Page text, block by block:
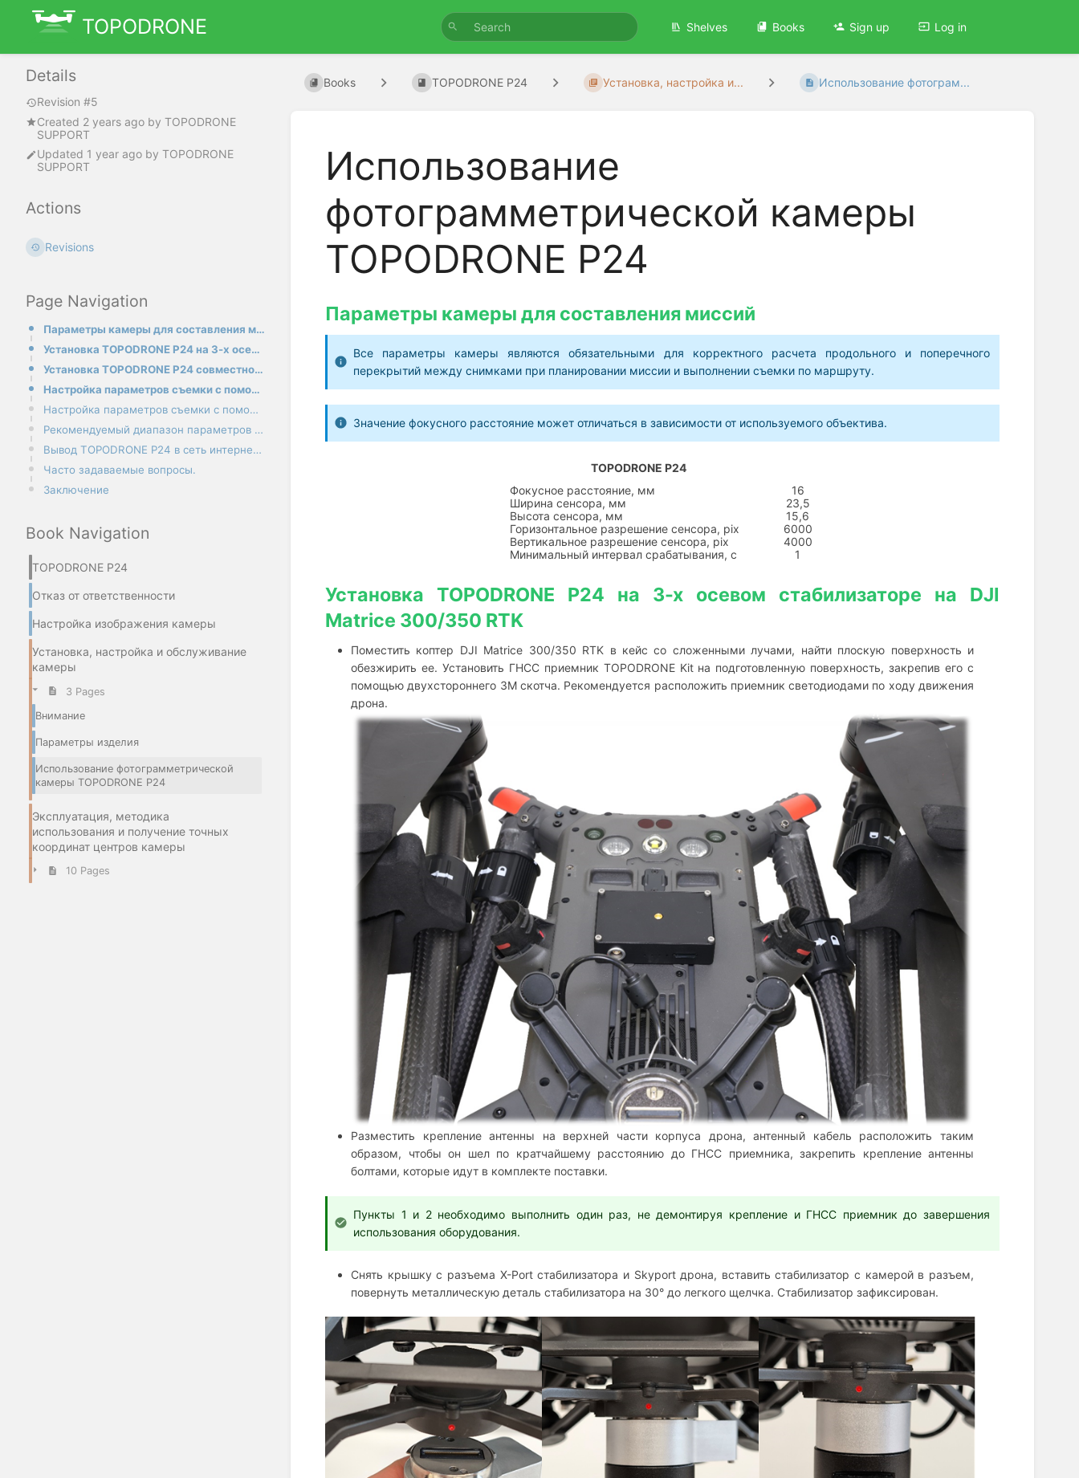
TOPODRONE Shelves Books Sign up Log in
Details
Revision #5
Created 2 years ago by TOPODRONE
SUPPORT
Updated 1 year ago by TOPODRONE
SUPPORT
Actions
Revisions
Page Navigation
Параметры камеры для составления миссий
Установка TOPODRONE P24 на 3-х осевом стабилизаторе на DJI Matrice 300/350 RTK
Установка TOPODRONE P24 совместно с LiDAR на DJI Matrice 300/350 RTK
Настройка параметров съемки с помощью пульта управления Smart Controller
Настройка параметров съемки с помощью подключения по Wi-Fi
Рекомендуемый диапазон параметров съемки для камеры TOPODRONE P24
Вывод TOPODRONE P24 в сеть интернет для выполнения диагностики
Часто задаваемые вопросы.
Заключение
Book Navigation
TOPODRONE P24
Отказ от ответственности
Настройка изображения камеры
Установка, настройка и обслуживание
камеры
3 Pages
Внимание
Параметры изделия
Использование фотограмметрической
камеры TOPODRONE P24
Эксплуатация, методика
использования и получение точных
координат центров камеры
10 Pages
Books TOPODRONE P24 Установка, настройка и... Использование фотограм...
Использование
фотограмметрической камеры
TOPODRONE P24
Параметры камеры для составления миссий
Все параметры камеры являются обязательными для корректного расчета продольного и поперечного
перекрытий между снимками при планировании миссии и выполнении съемки по маршруту.
Значение фокусного расстояние может отличаться в зависимости от используемого объектива.
TOPODRONE P24
Фокусное расстояние, мм
Ширина сенсора, мм
Высота сенсора, мм
Горизонтальное разрешение сенсора, pix
Вертикальное разрешение сенсора, pix
Минимальный интервал срабатывания, с
16
23,5
15,6
6000
4000
1
Установка TOPODRONE P24 на 3-х осевом стабилизаторе на DJI
Matrice 300/350 RTK
Поместить коптер DJI Matrice 300/350 RTK в кейс со сложенными лучами, найти плоскую поверхность и
обезжирить ее. Установить ГНСС приемник TOPODRONE Kit на подготовленную поверхность, закрепив его с
помощью двухстороннего 3М скотча. Рекомендуется расположить приемник светодиодами по ходу движения
дрона.
Разместить крепление антенны на верхней части корпуса дрона, антенный кабель расположить таким
образом, чтобы он шел по кратчайшему расстоянию до ГНСС приемника, закрепить крепление антенны
болтами, которые идут в комплекте поставки.
Пункты 1 и 2 необходимо выполнить один раз, не демонтируя крепление и ГНСС приемник до завершения
использования оборудования.
Снять крышку с разъема X-Port стабилизатора и Skyport дрона, вставить стабилизатор с камерой в разъем,
повернуть металлическую деталь стабилизатора на 30° до легкого щелчка. Стабилизатор зафиксирован.